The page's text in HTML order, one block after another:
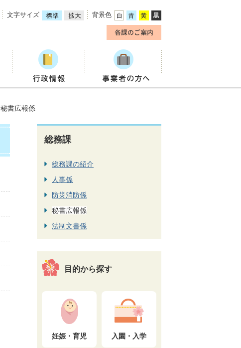
文字サイズ 背景色
秘書広報係
総務課
総務課の紹介
人事係
防災消防係
秘書広報係
法制文書係
目的から探す
妊娠・育児 入園・入学